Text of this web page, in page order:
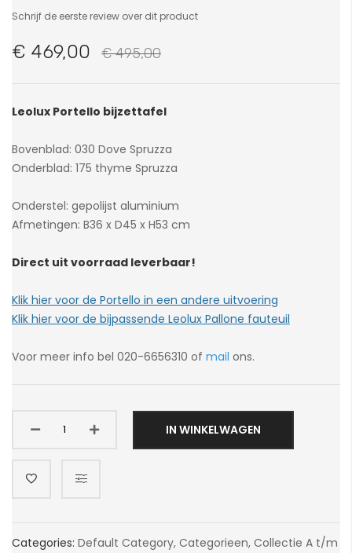
het
begin
van
gallerij
Schrijf de eerste review over dit product
€ 469,00 € 495,00
Leolux Portello bijzettafel
Bovenblad: 030 Dove Spruzza
Onderblad: 175 thyme Spruzza
Onderstel: gepolijst aluminium
Afmetingen: B36 x D45 x H53 cm
Direct uit voorraad leverbaar!
Klik hier voor de Portello in een andere uitvoering
Klik hier voor de bijpassende Leolux Pallone fauteuil
Voor meer info bel 020-6656310 of mail ons.
IN WINKELWAGEN
Categories: Default Category, Categorieen, Collectie A t/m